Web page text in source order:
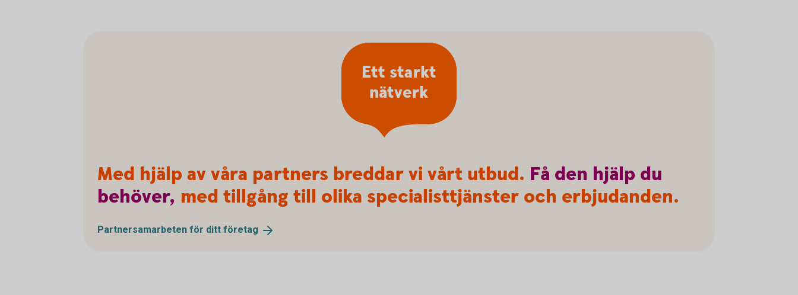
Ett starkt
nätverk
Med hjälp av våra partners breddar vi vårt utbud. Få den hjälp du
behöver, med tillgång till olika specialisttjänster och erbjudanden.
Partnersamarbeten för ditt företag